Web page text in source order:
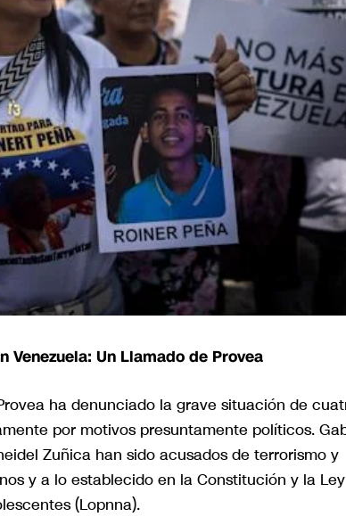
Venezuela: Un Llamado de Provea
ha denunciado la grave situación de
por motivos presuntamente políticos.
Zuñica han sido acusados de terrorismo y
y a lo establecido en la Constitución y la Ley
(Lopnna).